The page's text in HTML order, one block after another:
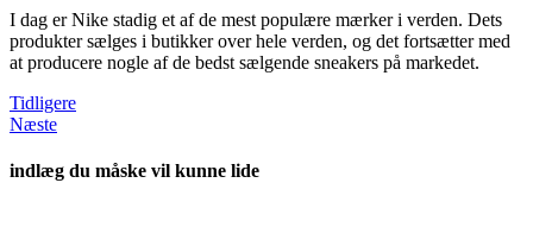
I dag er Nike stadig et af de mest populære mærker i verden. Dets
produkter sælges i butikker over hele verden, og det fortsætter med
at producere nogle af de bedst sælgende sneakers på markedet.
Tidligere
Næste
indlæg du måske vil kunne lide